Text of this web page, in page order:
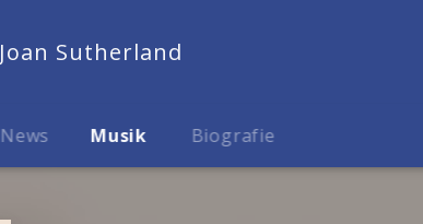
Joan Sutherland
News Musik Biografie